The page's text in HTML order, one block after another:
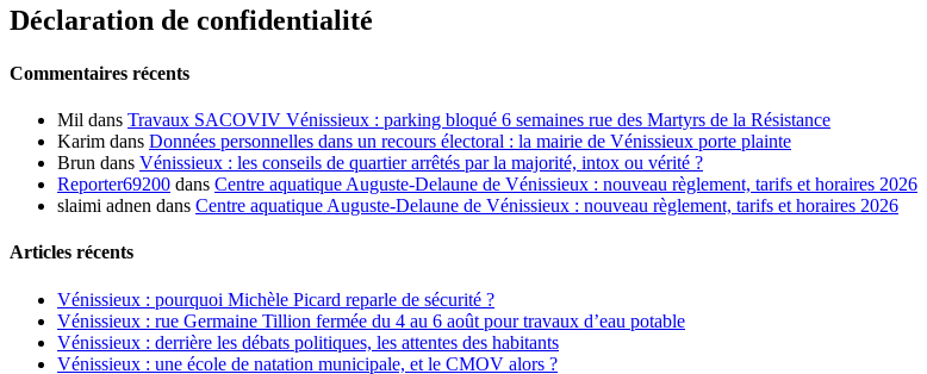
Déclaration de confidentialité
Commentaires récents
Mil dans Travaux SACOVIV Vénissieux : parking bloqué 6 semaines rue des Martyrs de la Résistance
Karim dans Données personnelles dans un recours électoral : la mairie de Vénissieux porte plainte
Brun dans Vénissieux : les conseils de quartier arrêtés par la majorité, intox ou vérité ?
Reporter69200 dans Centre aquatique Auguste-Delaune de Vénissieux : nouveau règlement, tarifs et horaires 2026
slaimi adnen dans Centre aquatique Auguste-Delaune de Vénissieux : nouveau règlement, tarifs et horaires 2026
Articles récents
Vénissieux : pourquoi Michèle Picard reparle de sécurité ?
Vénissieux : rue Germaine Tillion fermée du 4 au 6 août pour travaux d’eau potable
Vénissieux : derrière les débats politiques, les attentes des habitants
Vénissieux : une école de natation municipale, et le CMOV alors ?